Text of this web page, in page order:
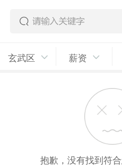
玄武区 薪资
抱歉，没有找到符